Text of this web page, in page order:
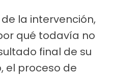
la intervención,
qué todavía no
final de su
el proceso de